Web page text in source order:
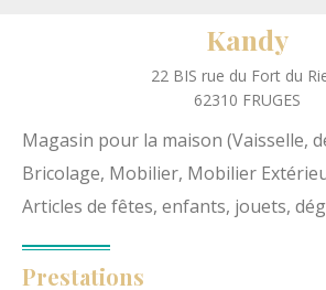
Kandy
22 BIS rue du Fort du
62310 FRUGES
Magasin pour la maison (Vaisselle,
Bricolage, Mobilier, Mobilier
Articles de fêtes, enfants, jouets,
Prestations